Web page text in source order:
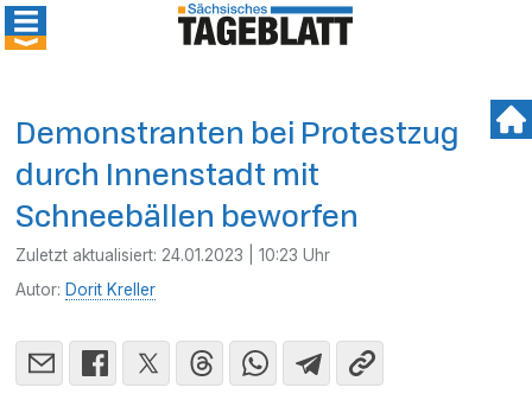
Demonstranten bei Protestzug
durch Innenstadt mit
Schneebällen beworfen
Zuletzt aktualisiert: 24.01.2023 | 10:23 Uhr
Autor: Dorit Kreller